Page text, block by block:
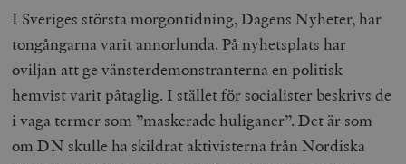
I Sveriges största morgontidning, Dagens Nyheter, har
tongångarna varit annorlunda. På nyhetsplats har
oviljan att ge vänsterdemonstranterna en politisk
hemvist varit påtaglig. I stället för socialister beskrivs de
i vaga termer som ”maskerade huliganer”. Det är som
om DN skulle ha skildrat aktivisterna från Nordiska